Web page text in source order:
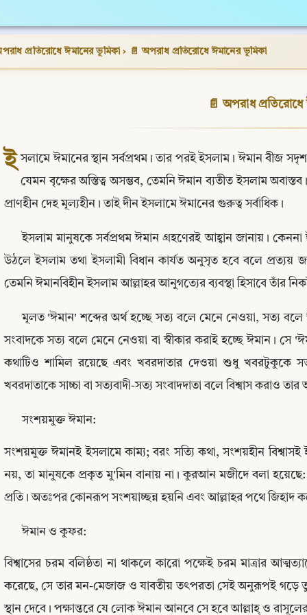
প্রতিরোধে ঈমানের ভূমিকা › 📄 অপরাধ প্রতিরোধে ঈমানের ভূমিকা
📄 অপরাধ
ই সলামে ঈমানের স্থান সর্বপ্রথম। তার পরই ইসলাম। ঈমান বীজ
যেমন বৃক্ষের অস্তিত্ব অসম্ভব, তেমনি ঈমান ব্যতীত ইসলাম
প্রাণহীন দেহ মূল্যহীন। তাই দীন ইসলামে ঈমানের গুরুত্ব সর্বাধিক।
ইসলাম মানুষকে সর্বপ্রথম ঈমান গ্রহণেরই আহ্বান জানায়। কেননা
উঠলে ইসলাম তথা ইসলামী বিধান কার্যত অনুসৃত হবে বলে প্রত্যয়
তেমনি ঈমানবিহীন ইসলাম আল্লাহর আনুগত্যের ব্যবস্থা হিসাবে তাঁর
মূলত 'ঈমান' শব্দের অর্থ হচ্ছে সত্য বলে মেনে নেওয়া, সত্য
সংবাদকে সত্য বলে মেনে নেওয়া বা স্বীকার করাই হচ্ছে ঈমান। সে
কথাটিও শামিল রয়েছে এবং খবরদাতার দেওয়া শুধু খবরটুকুকে
খবরদাতাকে সাচ্চা বা সত্যবাদী-সত্য সংবাদদাতা বলে বিশ্বাস করাও তার
সংশয়মুক্ত ঈমান:
সংশয়মুক্ত ঈমানই ইসলামে কাম্য; বরং সত্যি কথা, সংশয়হীন
নয়, তা মানুষকে প্রকৃত মু'মিন বানায় না। কুরআন মজীদে বলা
প্রতি। অতঃপর কোনরূপ সংশয়াচ্ছন্ন হয়নি এবং আল্লাহর পথে জিহাদ
ঈমান ও কুফর:
বিশ্বাসের চরম বলিষ্ঠতা না থাকলে কারো পক্ষেই চরম মাত্রার
করেছে, সে তার মন-মেজাজ ও যাবতীয় তৎপরতা সেই অনুরূপই গড়ে
স্থান দেবে। পক্ষান্তরে যে লোক ঈমান আনবে সে হবে আল্লাহ্ ও
Copy